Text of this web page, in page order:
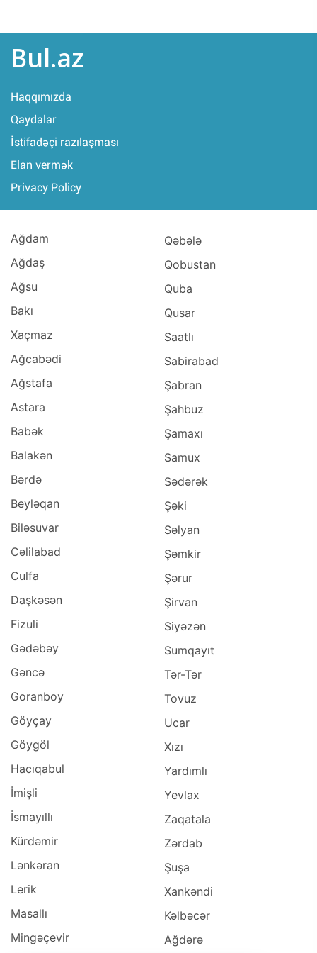
Bul.az
Haqqımızda
Qaydalar
İstifadəçi razılaşması
Elan vermək
Privacy Policy
Ağdam
Ağdaş
Ağsu
Bakı
Xaçmaz
Ağcabədi
Ağstafa
Astara
Babək
Balakən
Bərdə
Beyləqan
Biləsuvar
Cəlilabad
Culfa
Daşkəsən
Fizuli
Gədəbəy
Gəncə
Goranboy
Göyçay
Göygöl
Hacıqabul
İmişli
İsmayıllı
Kürdəmir
Lənkəran
Lerik
Masallı
Mingəçevir
Qəbələ
Qobustan
Quba
Qusar
Saatlı
Sabirabad
Şabran
Şahbuz
Şamaxı
Samux
Sədərək
Şəki
Səlyan
Şəmkir
Şərur
Şirvan
Siyəzən
Sumqayıt
Tər-Tər
Tovuz
Ucar
Xızı
Yardımlı
Yevlax
Zaqatala
Zərdab
Şuşa
Xankəndi
Kəlbəcər
Ağdərə